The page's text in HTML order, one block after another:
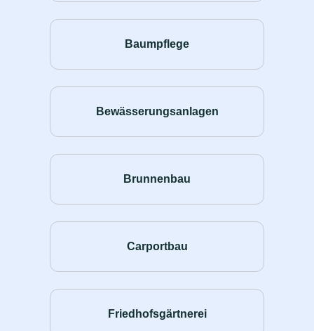
Baumpflege
Bewässerungsanlagen
Brunnenbau
Carportbau
Friedhofsgärtnerei